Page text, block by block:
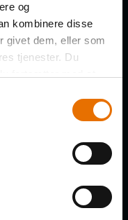
og
kombinere disse
givet dem, eller som
tjenester. Du